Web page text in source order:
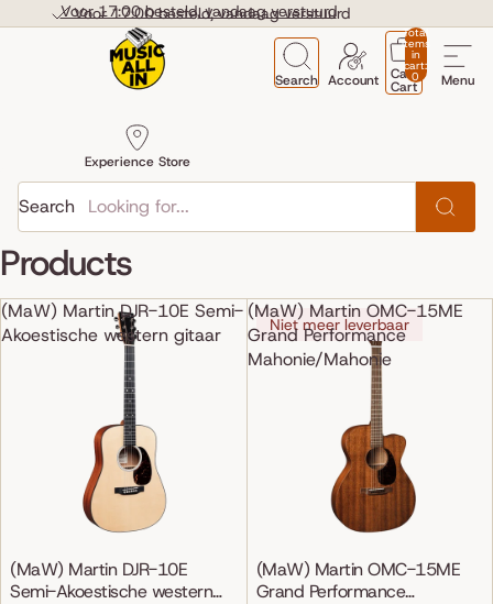
Voor 17:00 besteld, vandaag verstuurd
Voor 17:00 besteld, vandaag verstuurd
Menu
Search
Experience Store
Account
Total
items
in
cart:
0
Cart
Cart
Search
Products
(MaW) Martin DJR-10E Semi-
Akoestische western gitaar
(MaW) Martin DJR-10E
Semi-Akoestische western
(MaW) Martin OMC-15ME
Grand Performance
Mahonie/Mahonie
Niet meer leverbaar
(MaW) Martin OMC-15ME
Grand Performance